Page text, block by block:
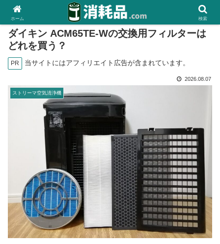
ダイキン ACM65TE-Wの交換用フィルターは
どれを買う？
PR 当サイトにはアフィリエイト広告が含まれています。
2026.08.07
ストリーマ空気清浄機
ホーム 検索